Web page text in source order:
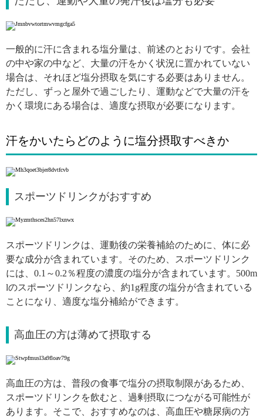
一般的に汗に含まれる塩分量は、前述のとおりです。会社
の中や家の中など、大量の汗をかく状況に置かれていない
場合は、それほど塩分摂取を気にする必要はありません。
ただし、ずっと屋外で過ごしたり、運動などで大量の汗を
かく環境にある場合は、適度な摂取が必要になります。
汗をかいたらどのように塩分摂取すべきか
スポーツドリンクがおすすめ
スポーツドリンクは、運動後の栄養補給のために、体に必
要な成分が含まれています。そのため、スポーツドリンク
には、0.1～0.2％程度の濃度の塩分が含まれています。500m
lのスポーツドリンクなら、約1g程度の塩分が含まれている
ことになり、適度な塩分補給ができます。
高血圧の方は薄めて摂取する
高血圧の方は、普段の食事で塩分の摂取制限があるため、
スポーツドリンクを飲むと、過剰摂取につながる可能性が
あります。そこで、おすすめなのは、高血圧や糖尿病の方